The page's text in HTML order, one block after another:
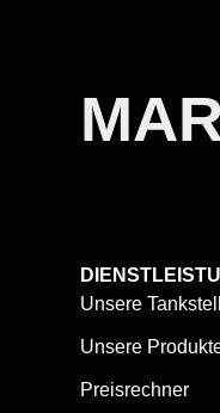
Unsere
Unsere
Preisrechner